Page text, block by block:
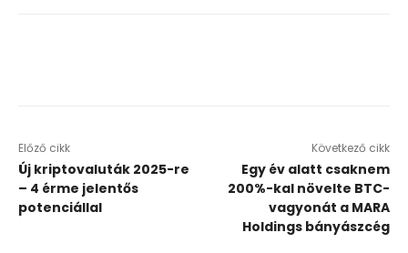
Előző cikk
Új kriptovaluták 2025-re
– 4 érme jelentős
potenciállal
Következő cikk
Egy év alatt csaknem
200%-kal növelte BTC-
vagyonát a MARA
Holdings bányászcég